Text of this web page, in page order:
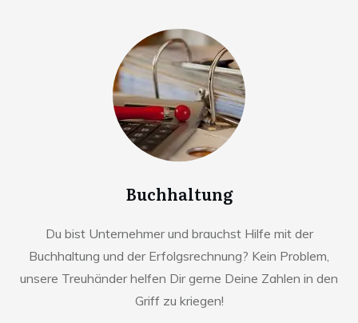
Buchhaltung
Du bist Unternehmer und brauchst Hilfe mit der
Buchhaltung und der Erfolgsrechnung? Kein Problem,
unsere Treuhänder helfen Dir gerne Deine Zahlen in den
Griff zu kriegen!